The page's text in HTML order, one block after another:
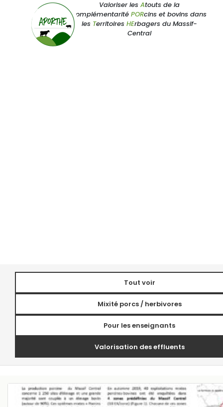
Valoriser les Atouts de la
complémentarité PORcins et bovins dans
les Territoires HErbagers du Massif-
Central
Tout voir
Mixité porcs / herbivores
Pour les enseignants
Valorisation des effluents